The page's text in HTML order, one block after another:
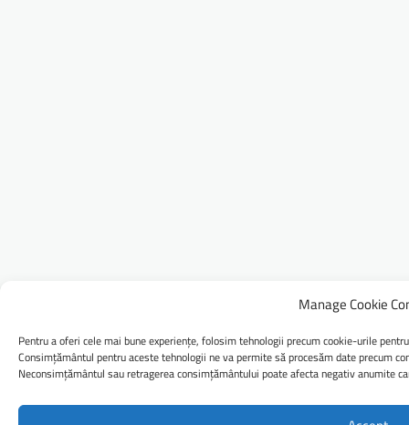
Manage Cookie
Pentru a oferi cele mai bune experiențe, folosim tehnologii precum cookie-urile
Consimțământul pentru aceste tehnologii ne va permite să procesăm date precum
Neconsimțământul sau retragerea consimțământului poate afecta negativ anumite